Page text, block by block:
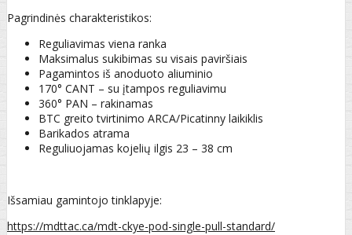
Pagrindinės charakteristikos:
Reguliavimas viena ranka
Maksimalus sukibimas su visais paviršiais
Pagamintos iš anoduoto aliuminio
170° CANT – su įtampos reguliavimu
360° PAN – rakinamas
BTC greito tvirtinimo ARCA/Picatinny laikiklis
Barikados atrama
Reguliuojamas kojelių ilgis 23 – 38 cm
Išsamiau gamintojo tinklapyje:
https://mdttac.ca/mdt-ckye-pod-single-pull-standard/